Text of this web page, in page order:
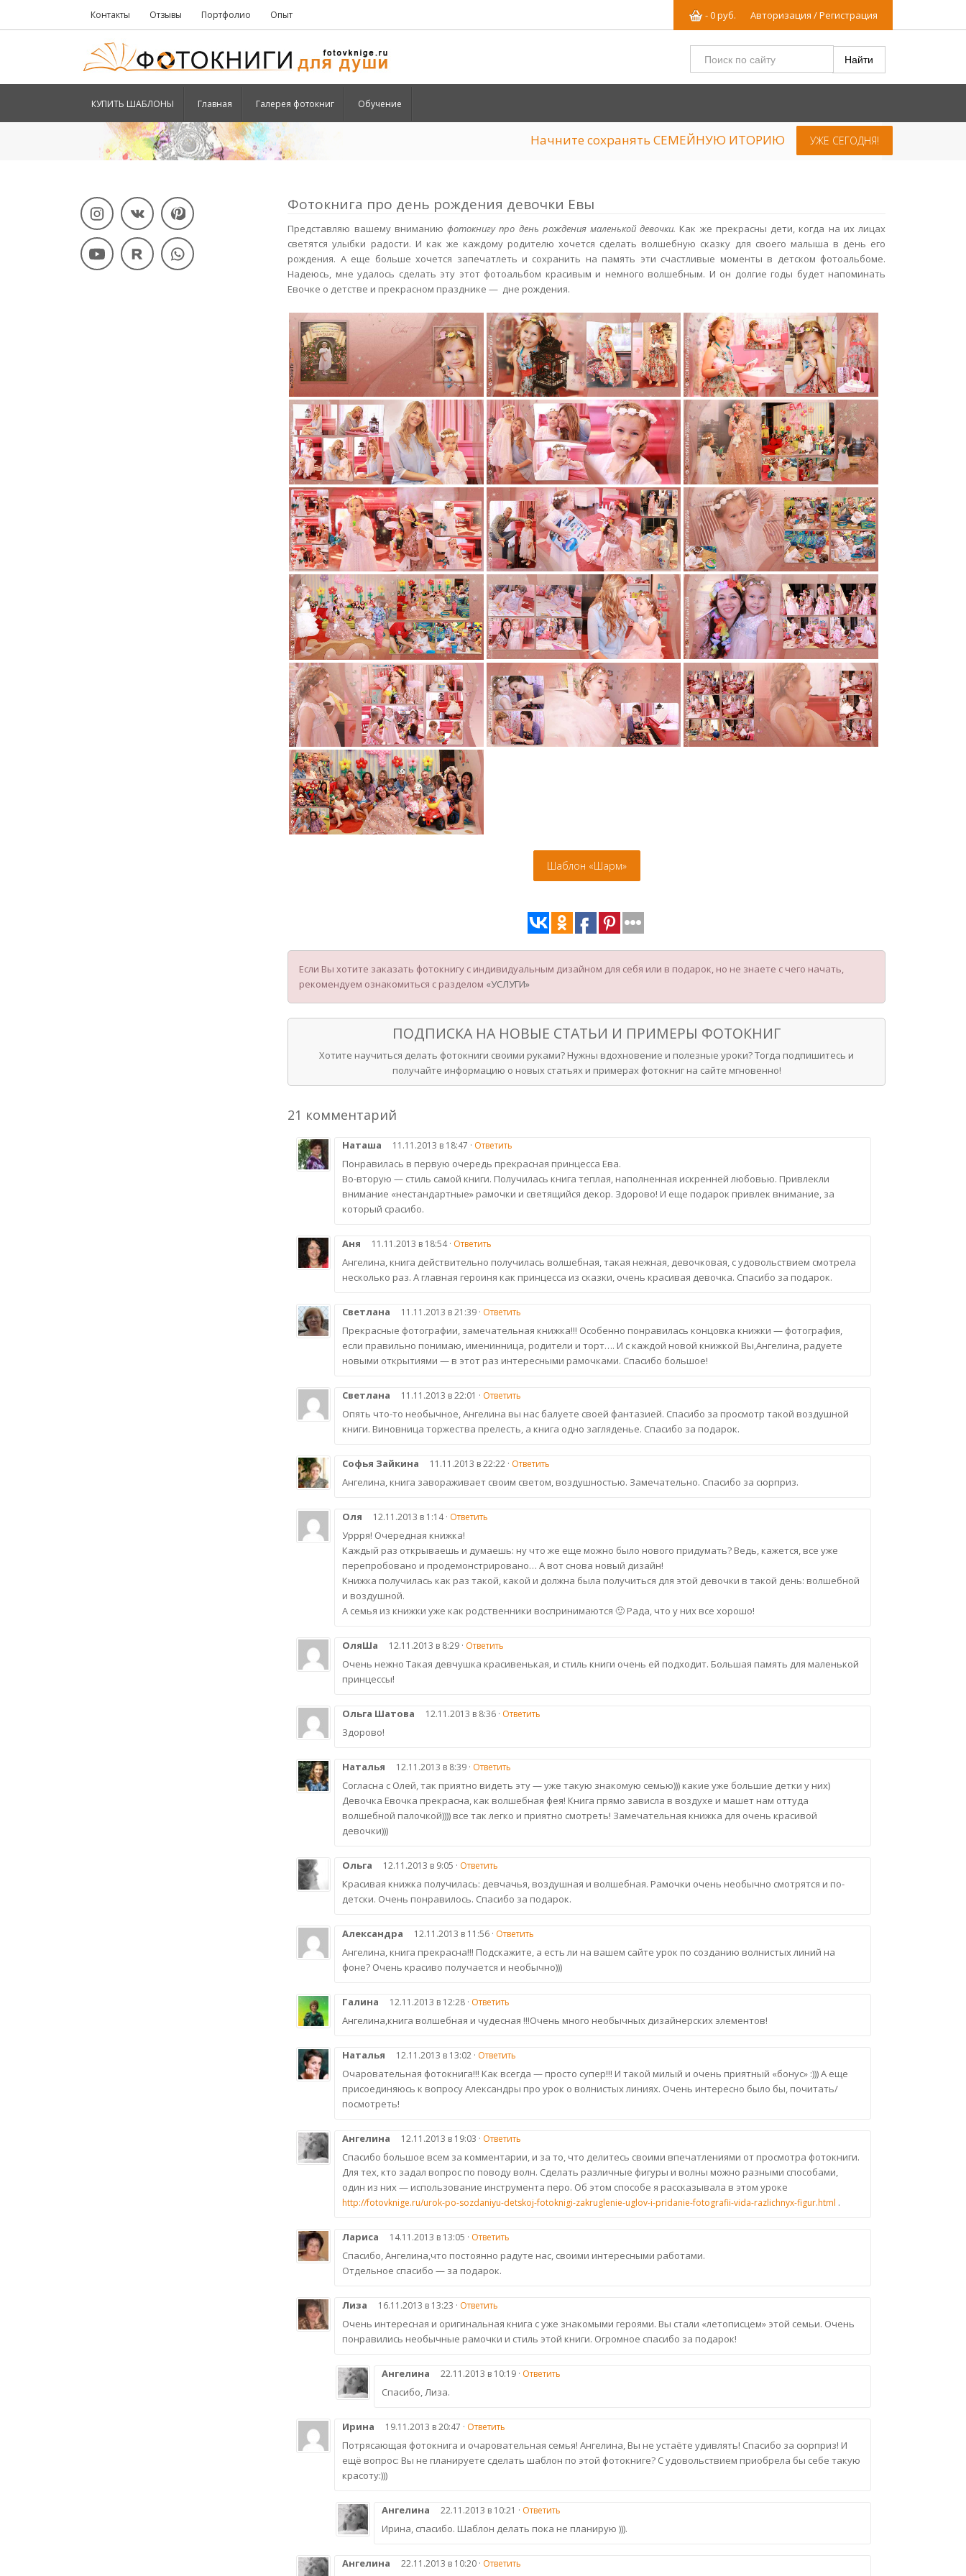
Контакты Отзывы Портфолио Опыт Авторизация / Регистрация
-0руб.
КУПИТЬ ШАБЛОНЫ Главная Галерея фотокниг Обучение
Начните сохранять СЕМЕЙНУЮ ИТОРИЮ УЖЕ СЕГОДНЯ!
Фотокнига про день рождения девочки Евы
Представляю вашему вниманиюфотокнигу про день рождения маленькой девочки. Как же прекрасны дети, когда на их лицах
светятся улыбки радости. И как же каждому родителю хочется сделать волшебную сказку для своего малыша в день его
рождения. А еще больше хочется запечатлеть и сохранить на память эти счастливые моменты в детском фотоальбоме.
Надеюсь, мне удалось сделать эту этот фотоальбом красивым и немного волшебным. И он долгие годы будет напоминать
Евочке о детстве и прекрасном празднике — дне рождения.
Шаблон «Шарм»
Если Вы хотите заказать фотокнигу с индивидуальным дизайном для себя или в подарок, но не знаете с чего начать,
рекомендуем ознакомиться с разделом «УСЛУГИ»
ПОДПИСКА НА НОВЫЕ СТАТЬИ И ПРИМЕРЫ ФОТОКНИГ
Хотите научиться делать фотокниги своими руками? Нужны вдохновение и полезные уроки? Тогда подпишитесь и
получайте информацию о новых статьях и примерах фотокниг на сайте мгновенно!
21 комментарий
Наташа 11.11.2013 в 18:47 · Ответить
Понравилась в первую очередь прекрасная принцесса Ева.
Во-вторую — стиль самой книги. Получилась книга теплая, наполненная искренней любовью. Привлекли
внимание «нестандартные» рамочки и светящийся декор. Здорово! И еще подарок привлек внимание, за
который срасибо.
Аня 11.11.2013 в 18:54 · Ответить
Ангелина, книга действительно получилась волшебная, такая нежная, девочковая, с удовольствием смотрела
несколько раз. А главная героиня как принцесса из сказки, очень красивая девочка. Спасибо за подарок.
Светлана 11.11.2013 в 21:39 · Ответить
Прекрасные фотографии, замечательная книжка!!! Особенно понравилась концовка книжки — фотография,
если правильно понимаю, именинница, родители и торт…. И с каждой новой книжкой Вы,Ангелина, радуете
новыми открытиями — в этот раз интересными рамочками. Спасибо большое!
Светлана 11.11.2013 в 22:01 · Ответить
Опять что-то необычное, Ангелина вы нас балуете своей фантазией. Спасибо за просмотр такой воздушной
книги. Виновница торжества прелесть, а книга одно загляденье. Спасибо за подарок.
Софья Зайкина 11.11.2013 в 22:22 · Ответить
Ангелина, книга завораживает своим светом, воздушностью. Замечательно. Спасибо за сюрприз.
Оля 12.11.2013 в 1:14 · Ответить
Уррря! Очередная книжка!
Каждый раз открываешь и думаешь: ну что же еще можно было нового придумать? Ведь, кажется, все уже
перепробовано и продемонстрировано… А вот снова новый дизайн!
Книжка получилась как раз такой, какой и должна была получиться для этой девочки в такой день: волшебной
и воздушной.
А семья из книжки уже как родственники воспринимаются 🙂 Рада, что у них все хорошо!
ОляШа 12.11.2013 в 8:29 · Ответить
Очень нежно Такая девчушка красивенькая, и стиль книги очень ей подходит. Большая память для маленькой
принцессы!
Ольга Шатова 12.11.2013 в 8:36 · Ответить
Здорово!
Наталья 12.11.2013 в 8:39 · Ответить
Согласна с Олей, так приятно видеть эту — уже такую знакомую семью))) какие уже большие детки у них)
Девочка Евочка прекрасна, как волшебная фея! Книга прямо зависла в воздухе и машет нам оттуда
волшебной палочкой)))) все так легко и приятно смотреть! Замечательная книжка для очень красивой
девочки)))
Ольга 12.11.2013 в 9:05 · Ответить
Красивая книжка получилась: девчачья, воздушная и волшебная. Рамочки очень необычно смотрятся и по-
детски. Очень понравилось. Спасибо за подарок.
Александра 12.11.2013 в 11:56 · Ответить
Ангелина, книга прекрасна!!! Подскажите, а есть ли на вашем сайте урок по созданию волнистых линий на
фоне? Очень красиво получается и необычно)))
Галина 12.11.2013 в 12:28 · Ответить
Ангелина,книга волшебная и чудесная !!!Очень много необычных дизайнерских элементов!
Наталья 12.11.2013 в 13:02 · Ответить
Очаровательная фотокнига!!! Как всегда — просто супер!!! И такой милый и очень приятный «бонус» :))) А еще
присоединяюсь к вопросу Александры про урок о волнистых линиях. Очень интересно было бы, почитать/
посмотреть!
Ангелина 12.11.2013 в 19:03 · Ответить
Спасибо большое всем за комментарии, и за то, что делитесь своими впечатлениями от просмотра фотокниги.
Для тех, кто задал вопрос по поводу волн. Сделать различные фигуры и волны можно разными способами,
один из них — использование инструмента перо. Об этом способе я рассказывала в этом уроке
http://fotovknige.ru/urok-po-sozdaniyu-detskoj-fotoknigi-zakruglenie-uglov-i-pridanie-fotografii-vida-razlichnyx-figur.html .
Лариса 14.11.2013 в 13:05 · Ответить
Спасибо, Ангелина,что постоянно радуте нас, своими интересными работами.
Отдельное спасибо — за подарок.
Лиза 16.11.2013 в 13:23 · Ответить
Очень интересная и оригинальная книга с уже знакомыми героями. Вы стали «летописцем» этой семьи. Очень
понравились необычные рамочки и стиль этой книги. Огромное спасибо за подарок!
Ангелина 22.11.2013 в 10:19 · Ответить
Спасибо, Лиза.
Ирина 19.11.2013 в 20:47 · Ответить
Потрясающая фотокнига и очаровательная семья! Ангелина, Вы не устаёте удивлять! Спасибо за сюрприз! И
ещё вопрос: Вы не планируете сделать шаблон по этой фотокниге? С удовольствием приобрела бы себе такую
красоту:)))
Ангелина 22.11.2013 в 10:21 · Ответить
Ирина, спасибо. Шаблон делать пока не планирую ))).
Ангелина 22.11.2013 в 10:20 · Ответить